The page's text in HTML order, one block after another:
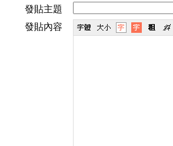
發貼主題
發貼內容